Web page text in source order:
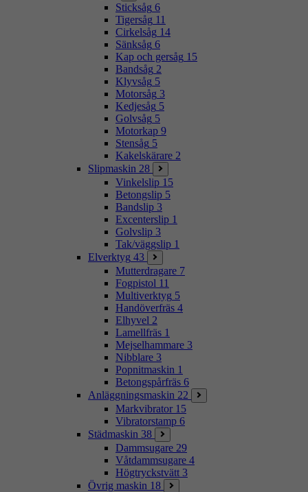
Sticksåg 6
Tigersåg 11
Cirkelsåg 14
Sänksåg 6
Kap och gersåg 15
Bandsåg 2
Klyvsåg 5
Motorsåg 3
Kedjesåg 5
Golvsåg 5
Motorkap 9
Stensåg 5
Kakelskärare 2
Slipmaskin 28
Vinkelslip 15
Betongslip 5
Bandslip 3
Excenterslip 1
Golvslip 3
Tak/väggslip 1
Elverktyg 43
Mutterdragare 7
Fogpistol 11
Multiverktyg 5
Handöverfräs 4
Elhyvel 2
Lamellfräs 1
Mejselhammare 3
Nibblare 3
Popnitmaskin 1
Betongspårfräs 6
Anläggningsmaskin 22
Markvibrator 15
Vibratorstamp 6
Städmaskin 38
Dammsugare 29
Våtdammsugare 4
Högtryckstvätt 3
Övrig maskin 18